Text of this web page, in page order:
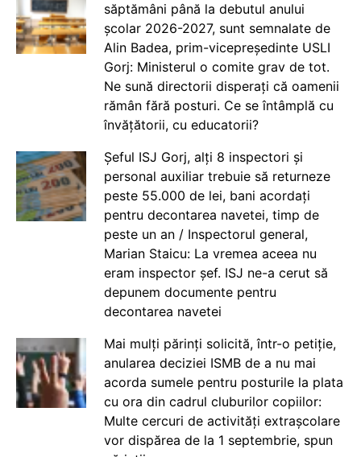
săptămâni până la debutul anului
școlar 2026-2027, sunt semnalate de
Alin Badea, prim-vicepreședinte USLI
Gorj: Ministerul o comite grav de tot.
Ne sună directorii disperați că oamenii
rămân fără posturi. Ce se întâmplă cu
învățătorii, cu educatorii?
Șeful ISJ Gorj, alți 8 inspectori și
personal auxiliar trebuie să returneze
peste 55.000 de lei, bani acordați
pentru decontarea navetei, timp de
peste un an / Inspectorul general,
Marian Staicu: La vremea aceea nu
eram inspector șef. ISJ ne-a cerut să
depunem documente pentru
decontarea navetei
Mai mulți părinți solicită, într-o petiție,
anularea deciziei ISMB de a nu mai
acorda sumele pentru posturile la plata
cu ora din cadrul cluburilor copiilor:
Multe cercuri de activități extrașcolare
vor dispărea de la 1 septembrie, spun